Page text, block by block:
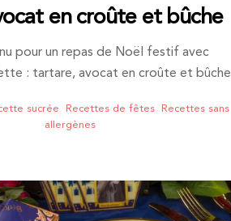
en croûte et bûche
pour un repas de Noël festif avec
: tartare, avocat en croûte et bûche
sucrée Recettes de fêtes
Recettes sans
allergènes